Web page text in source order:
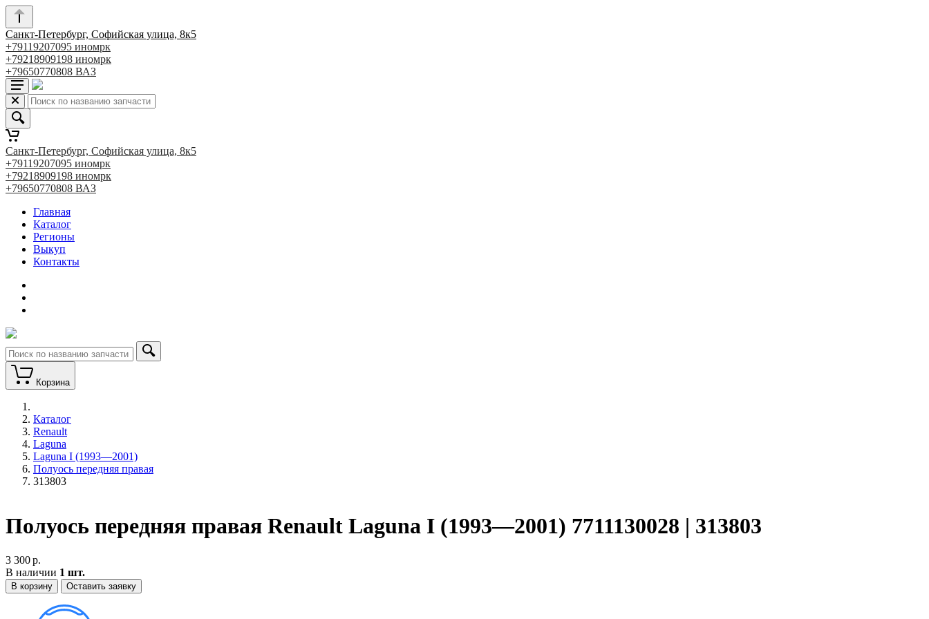
Санкт-Петербург, Софийская улица, 8к5
+79119207095 иномрк
+79218909198 иномрк
+79650770808 ВАЗ
Санкт-Петербург, Софийская улица, 8к5
+79119207095 иномрк
+79218909198 иномрк
+79650770808 ВАЗ
Главная
Каталог
Регионы
Выкуп
Контакты
Корзина
Каталог
Renault
Laguna
Laguna I (1993—2001)
Полуось передняя правая
313803
Полуось передняя правая Renault Laguna I (1993—2001) 7711130028 | 313803
3 300р.
В наличии 1 шт.
В корзину Оставить заявку